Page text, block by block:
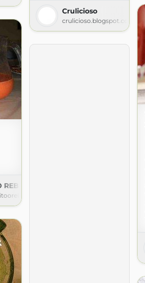
Crulicioso
crulicioso.blogspot.com